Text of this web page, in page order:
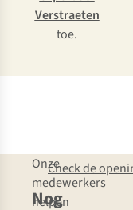
Verstraeten
toe.
Nog
Onze
medewerkers
helpen
Check de